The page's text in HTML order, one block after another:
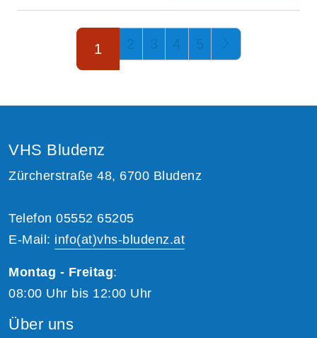
Seite 1 von 5
1 2 3 4 5
VHS Bludenz
Zürcherstraße 48, 6700 Bludenz
Telefon 05552 65205
E-Mail: info(at)vhs-bludenz.at
Montag - Freitag:
08:00 Uhr bis 12:00 Uhr
Über uns